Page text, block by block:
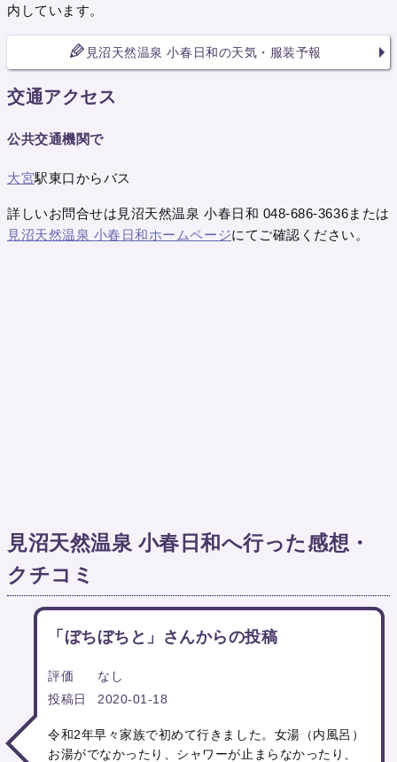
内しています。
見沼天然温泉 小春日和の天気・服装予報
交通アクセス
公共交通機関で
大宮駅東口からバス
詳しいお問合せは見沼天然温泉 小春日和 048-686-3636または
見沼天然温泉 小春日和ホームページにてご確認ください。
見沼天然温泉 小春日和へ行った感想・
クチコミ
「ぼちぼちと」さんからの投稿
評価
なし
投稿日
2020-01-18
令和2年早々家族で初めて行きました。女湯（内風呂）
お湯がでなかったり、シャワーが止まらなかったり、